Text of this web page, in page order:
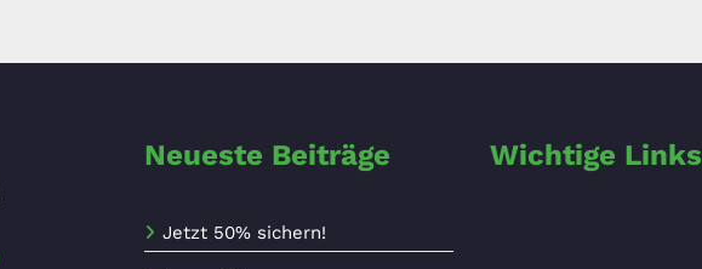
Neueste Beiträge
Jetzt 50% sichern!
Wichtige Links